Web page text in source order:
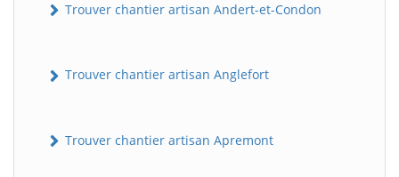
Trouver chantier artisan Andert-et-Condon
Trouver chantier artisan Anglefort
Trouver chantier artisan Apremont